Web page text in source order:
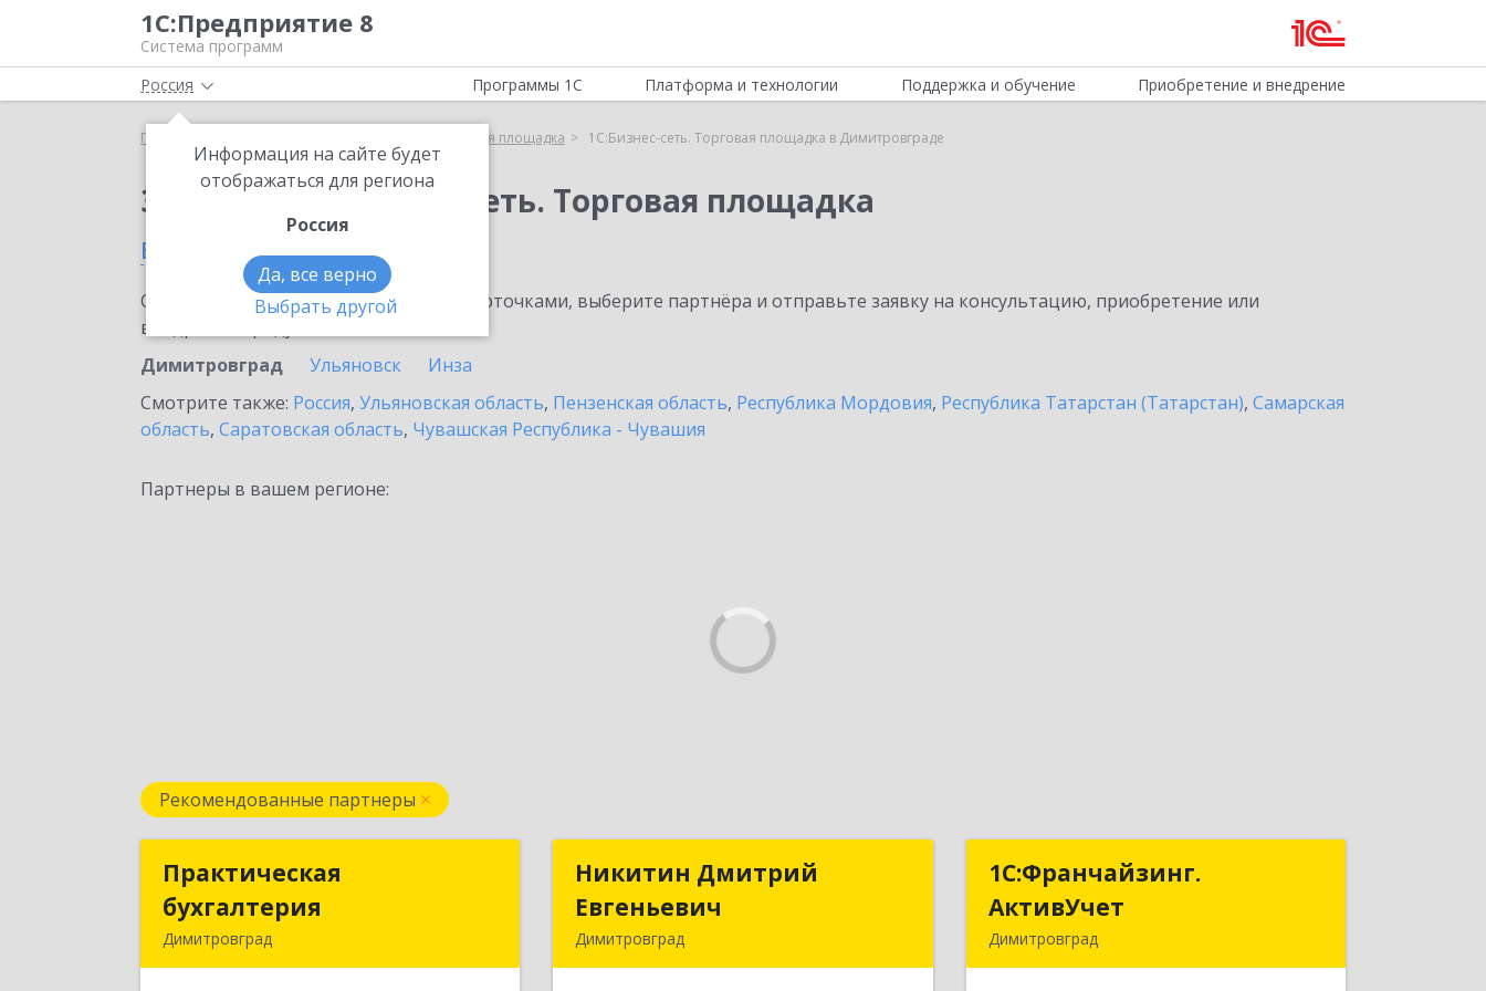
1С:Предприятие 8
Система программ
Россия
Информация на сайте будет
отображаться для региона
Россия
Да, все верно
Выбрать другой
Программы 1С Платформа и технологии Поддержка и обучение Приобретение и внедрение
Главная 1С:Бизнес-сеть. Торговая площадка 1С:Бизнес-сеть. Торговая площадка в Димитровграде
Заказать 1С:Бизнес-сеть. Торговая площадка
в Димитровграде
Ознакомьтесь с информационными карточками, выберите партнёра и отправьте заявку на консультацию, приобретение или
внедрение продукта.
Димитровград
Ульяновск
Инза
Смотрите также: Россия, Ульяновская область, Пензенская область, Республика Мордовия, Республика Татарстан (Татарстан), Самарская
область, Саратовская область, Чувашская Республика - Чувашия
Партнеры в вашем регионе:
Рекомендованные партнеры
Практическая
бухгалтерия
Димитровград
Практическая
Никитин Дмитрий
Евгеньевич
Димитровград
Никитин Дмитрий
1С:Франчайзинг.
АктивУчет
Димитровград
1С:Франчайзинг.